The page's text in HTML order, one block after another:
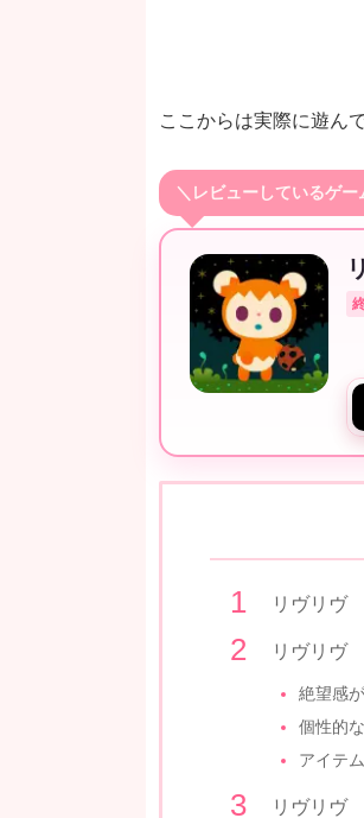
ここからは実際に遊ん
＼レビューしているゲー
リヴリヴ
リヴリヴ
絶望感
個性的
アイテ
リヴリヴ